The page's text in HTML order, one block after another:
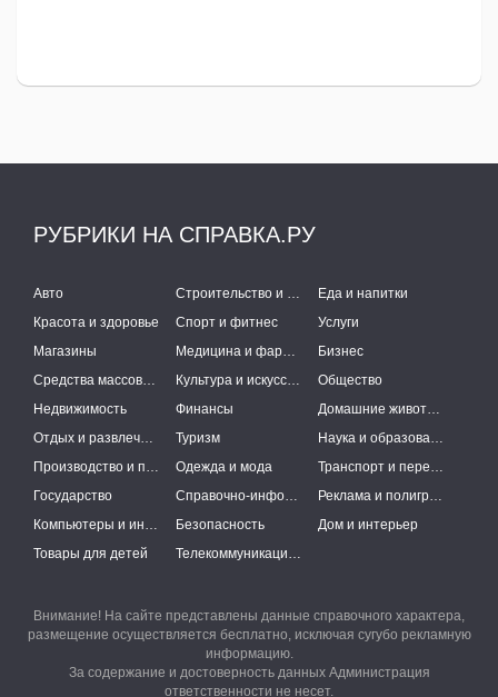
РУБРИКИ НА СПРАВКА.РУ
Авто Строительство и ремонт
Еда и напитки
Красота и здоровье
Спорт и фитнес
Услуги
Магазины
Медицина и фармацевтика
Бизнес
Средства массовой информации
Культура и искусство
Общество
Недвижимость
Финансы
Домашние животные
Отдых и развлечения
Туризм
Наука и образование
Производство и поставки
Одежда и мода
Транспорт и перевозки
Государство
Справочно-информационные системы
Реклама и полиграфия
Компьютеры и интернет
Безопасность
Дом и интерьер
Товары для детей
Телекоммуникации и связь
Внимание! На сайте представлены данные справочного характера,
размещение осуществляется бесплатно, исключая сугубо рекламную
информацию.
За содержание и достоверность данных Администрация
ответственности не несет.